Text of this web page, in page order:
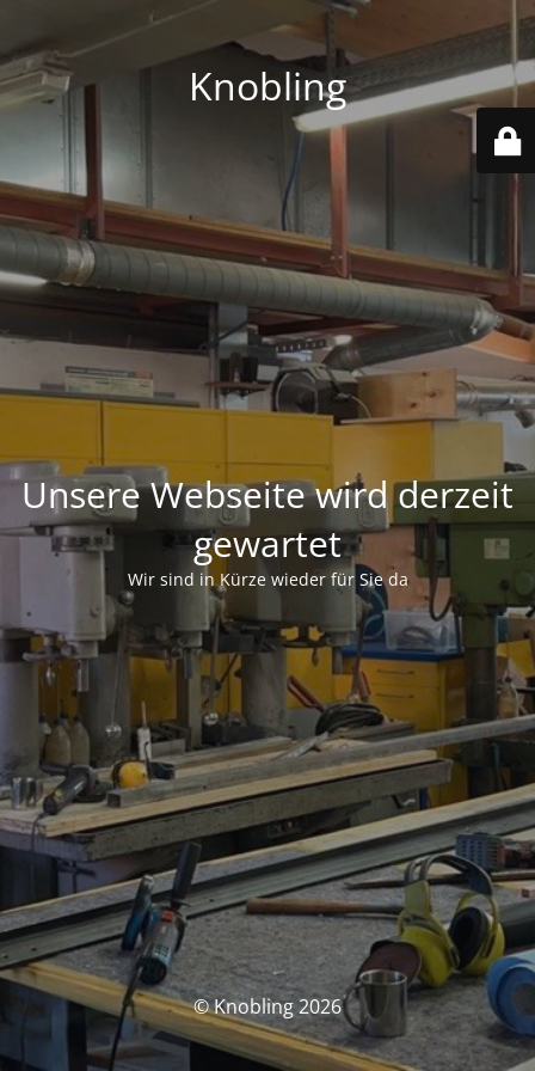
Knobling
Unsere Webseite wird derzeit
gewartet
Wir sind in Kürze wieder für Sie da
© Knobling 2026